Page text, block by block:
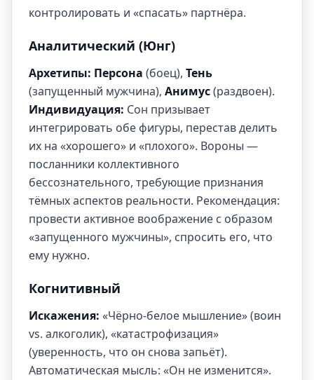
контролировать и «спасать» партнёра.
Аналитический (Юнг)
Архетипы: Персона (боец), Тень
(запущенный мужчина), Анимус(раздвоен).
Индивидуация: Сон призывает
интегрировать обе фигуры, перестав делить
их на «хорошего» и «плохого». Вороны —
посланники коллективного
бессознательного, требующие признания
тёмных аспектов реальности. Рекомендация:
провести активное воображение с образом
«запущенного мужчины», спросить его, что
ему нужно.
Когнитивный
Искажения: «Чёрно-белое мышление» (воин
vs. алкоголик), «катастрофизация»
(уверенность, что он снова запьёт).
Автоматическая мысль: «Он не изменится».